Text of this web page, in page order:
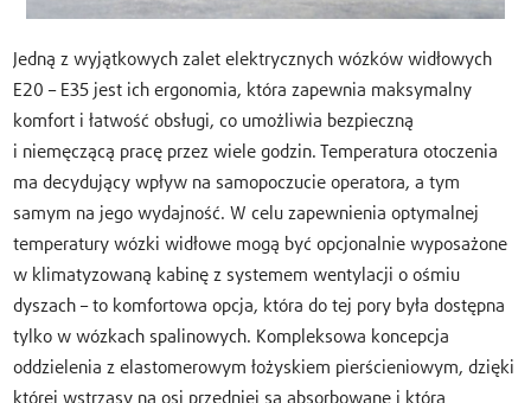
Jedną z wyjątkowych zalet elektrycznych wózków widłowych
E20 – E35 jest ich ergonomia, która zapewnia maksymalny
komfort i łatwość obsługi, co umożliwia bezpieczną
i niemęczącą pracę przez wiele godzin. Temperatura otoczenia
ma decydujący wpływ na samopoczucie operatora, a tym
samym na jego wydajność. W celu zapewnienia optymalnej
temperatury wózki widłowe mogą być opcjonalnie wyposażone
w klimatyzowaną kabinę z systemem wentylacji o ośmiu
dyszach – to komfortowa opcja, która do tej pory była dostępna
tylko w wózkach spalinowych. Kompleksowa koncepcja
oddzielenia z elastomerowym łożyskiem pierścieniowym, dzięki
której wstrząsy na osi przedniej są absorbowane i która